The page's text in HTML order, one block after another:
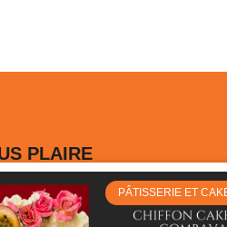
PLAIRE
PÂTISSERIE ET